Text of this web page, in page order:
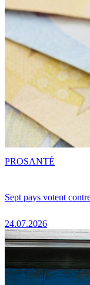
Sept pays votent
24.07.2026
PROSANTÉ